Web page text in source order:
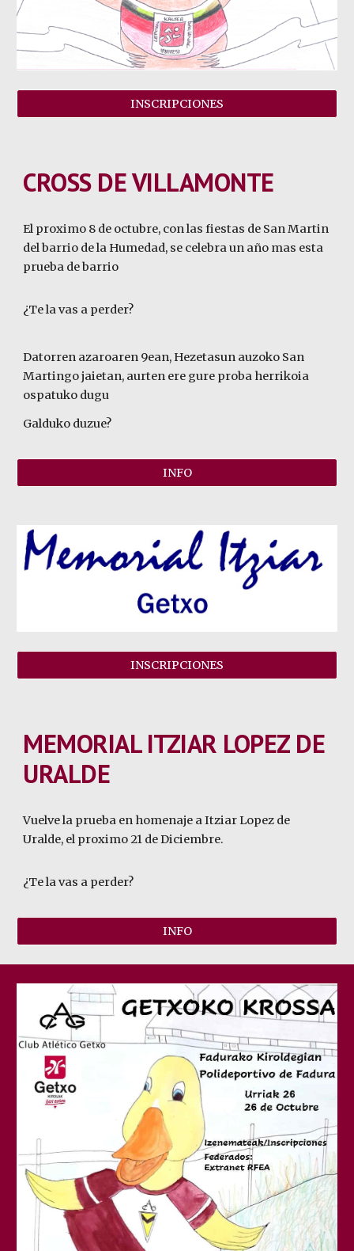
INSCRIPCIONES
CROSS DE VILLAMONTE
El proximo 8 de octubre, con las fiestas de San Martin
del barrio de la Humedad, se celebra un año mas esta
prueba de barrio
¿Te la vas a perder?
Datorren azaroaren 9ean, Hezetasun auzoko San
Martingo jaietan, aurten ere gure proba herrikoia
ospatuko dugu
Galduko duzue?
INFO
INSCRIPCIONES
MEMORIAL ITZIAR LOPEZ DE
URALDE
Vuelve la prueba en homenaje a Itziar Lopez de
Uralde, el proximo 21 de Diciembre.
¿Te la vas a perder?
INFO